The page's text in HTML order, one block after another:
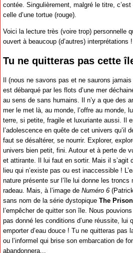
contée. Singulièrement, malgré le titre, c’est
celle d’une tortue (rouge).
Voici la lecture très (voire trop) personnelle
ouvert à beaucoup (d’autres) interprétations !
Tu ne quitteras pas cette
Il (nous ne savons pas et ne saurons
est débarqué par les flots d’une mer
au sens de sans humains. Il n’y a que des
mer le met là, au monde, l’offre au monde,
terre, si petite, fragile et luxuriante aussi. Il
l’adolescence en quête de cet univers qu’il
faut se désaltérer, se nourrir. Explorer,
univers bien petit, fini. Autour et à perte de
et attirante. Il lui faut en sortir. Mais il s’agit
lieu qui n’existe pas ou est inaccessible !
nature présente sur l’île lui donne les troncs
radeau. Mais, à l’image de Numéro 6
sans nom de la série dystopique The
l’empêcher de quitter son île. Nous
pas donné les conditions d’une réussite, lui
emporter d’eau douce ! Tu ne quitteras pas
ou l’informel qui brise son embarcation de
abandonnera...